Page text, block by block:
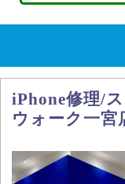
iPhone修理/
ウォーク一宮